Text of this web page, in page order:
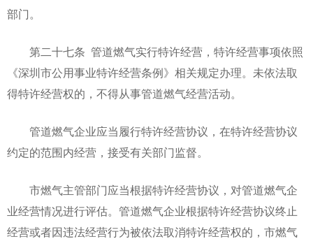
部门。
第二十七条 管道燃气实行特许经营，特许经营事项依照
《深圳市公用事业特许经营条例》相关规定办理。未依法取
得特许经营权的，不得从事管道燃气经营活动。
管道燃气企业应当履行特许经营协议，在特许经营协议
约定的范围内经营，接受有关部门监督。
市燃气主管部门应当根据特许经营协议，对管道燃气企
业经营情况进行评估。管道燃气企业根据特许经营协议终止
经营或者因违法经营行为被依法取消特许经营权的，市燃气